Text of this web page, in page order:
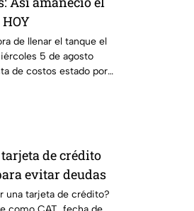
de llenar el tanque el
5 de agosto
de costos estado por
de crédito
evitar deudas
una tarjeta de crédito?